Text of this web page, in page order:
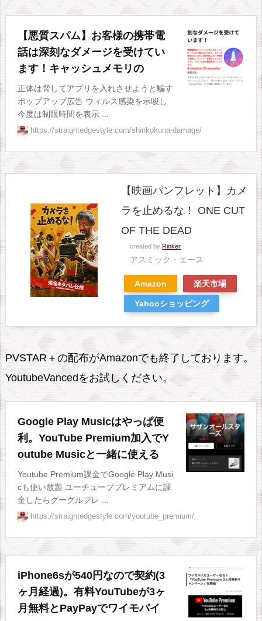
【悪質スパム】お客様の携帯電
話は深刻なダメージを受けてい
ます！キャッシュメモリの
正体は脅してアプリを入れさせようと騙す
ポップアップ広告 ウィルス感染を示唆し
今度は制限時間を表示 ...
https://straightedgestyle.com/shinkokuna-damage/
【映画パンフレット】カメ
ラを止めるな！ ONE CUT
OF THE DEAD
created by Rinker
アスミック・エース
Amazon 楽天市場
Yahooショッピング
PVSTAR＋の配布がAmazonでも終了しております。
YoutubeVancedをお試しください。
Google Play Musicはやっぱ便
利。YouTube Premium加入でY
outube Musicと一緒に使える
Youtube Premium課金でGoogle Play Musi
cも使い放題 ユーチューブプレミアムに課
金したらグーグルプレ ...
https://straightedgestyle.com/youtube_premium/
iPhone6sが540円なので契約(3
ヶ月経過)。有料YouTubeが3ヶ
月無料とPayPayでワイモバイ